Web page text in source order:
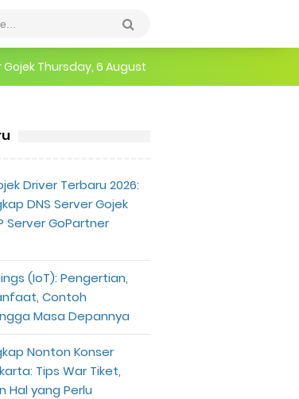
Thursday, 6 August
Driver Terbaru 2026:
DNS Server Gojek
Server GoPartner
(IoT): Pengertian,
Contoh
Masa Depannya
Nonton Konser
Tips War Tiket,
Hal yang Perlu